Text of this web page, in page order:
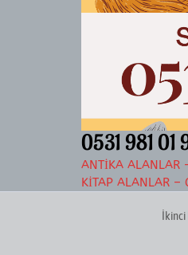
0531 981 01
ANTIKA ALANLAR
KITAP ALANLAR –
İkinci